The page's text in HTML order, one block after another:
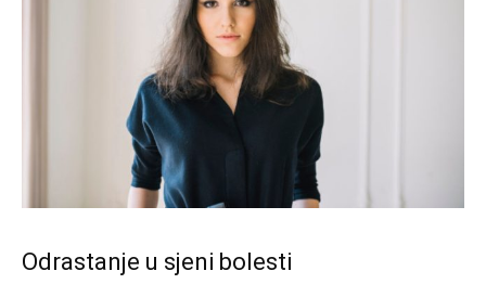
Odrastanje u sjeni bolesti